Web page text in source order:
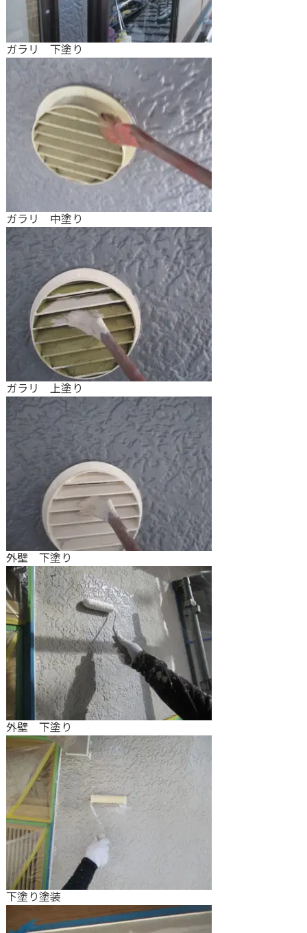
ガラリ 下塗り
ガラリ 中塗り
ガラリ 上塗り
外壁 下塗り
外壁 下塗り
下塗り塗装